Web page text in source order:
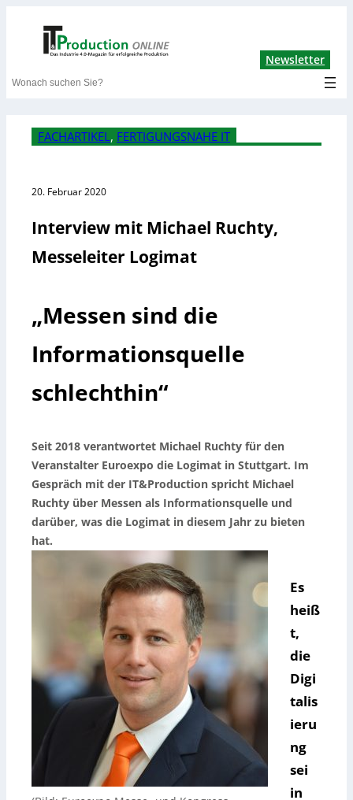
Newsletter
Search
FACHARTIKEL , FERTIGUNGSNAHE IT
20. Februar 2020
Interview mit Michael Ruchty,
Messeleiter Logimat
„Messen sind die
Informationsquelle
schlechthin“
Seit 2018 verantwortet Michael Ruchty für den
Veranstalter Euroexpo die Logimat in Stuttgart. Im
Gespräch mit der IT&Production spricht Michael
Ruchty über Messen als Informationsquelle und
darüber, was die Logimat in diesem Jahr zu bieten
hat.
Es
heiß
t,
die
Digi
talis
ieru
ng
sei
in